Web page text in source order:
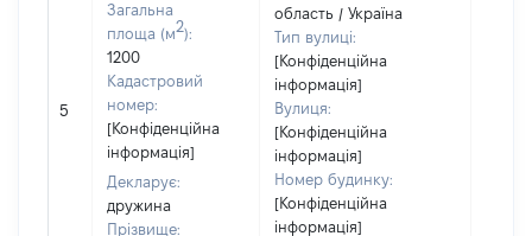
5
Загальна
площа (м2):
1200
Кадастровий
номер:
[Конфіденційна
інформація]
Декларує:
дружина
Прізвище:
область / Україна
Тип вулиці:
[Конфіденційна
інформація]
Вулиця:
[Конфіденційна
інформація]
Номер будинку:
[Конфіденційна
інформація]